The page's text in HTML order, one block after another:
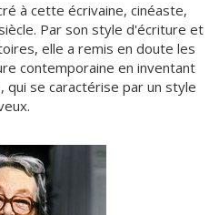
à cette écrivaine, cinéaste,
Par son style d'écriture et
elle a remis en doute les
contemporaine en inventant
qui se caractérise par un style